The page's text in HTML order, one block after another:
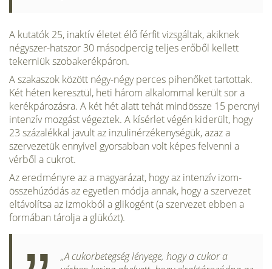
A kutatók 25, inaktív életet élő férfit vizsgáltak, akiknek
négyszer-hatszor 30 másodpercig teljes erőből kellett
tekerniük szobakerékpáron.
A szakaszok között négy-négy perces pihenőket tartottak.
Két héten keresztül, heti három alkalommal került sor a
kerékpározásra. A két hét alatt tehát mindössze 15 percnyi
intenzív mozgást végeztek. A kísérlet végén kiderült, hogy
23 százalékkal javult az inzulinérzékenységük, azaz a
szervezetük ennyivel gyorsabban volt képes felvenni a
vérből a cukrot.
Az eredményre az a magyarázat, hogy az intenzív izom-
összehúzódás az egyetlen módja annak, hogy a szervezet
eltávolítsa az izmokból a glikogént (a szervezet ebben a
formában tárolja a glükózt).
„A cukorbetegség lényege, hogy a cukor a